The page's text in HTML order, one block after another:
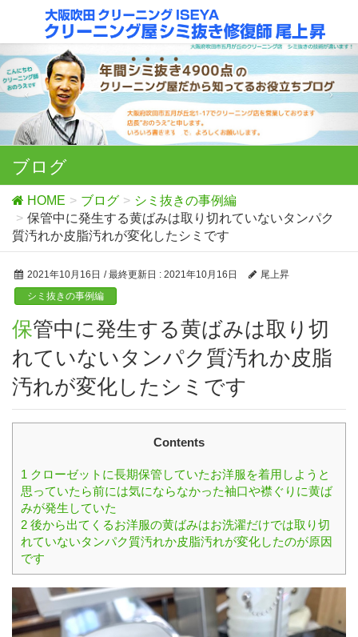
ブログ
HOME ブログ
シミ抜きの事例編
保管中に発生する黄ばみは取り切れていないタンパク
質汚れか皮脂汚れが変化したシミです
2021年10月16日 / 最終更新日 : 2021年10月16日
尾上昇
シミ抜きの事例編
保管中に発生する黄ばみは取り切
れていないタンパク質汚れか皮脂
汚れが変化したシミです
Contents
1 クローゼットに長期保管していたお洋服を着用しようと
思っていたら前には気にならなかった袖口や襟ぐりに黄ば
みが発生していた
2 後から出てくるお洋服の黄ばみはお洗濯だけでは取り切
れていないタンパク質汚れか皮脂汚れが変化したのが原因
です